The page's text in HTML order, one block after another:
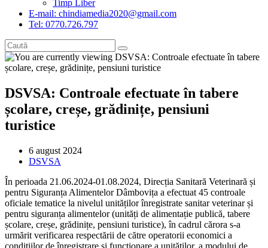
Timp Liber
E-mail: chindiamedia2020@gmail.com
Tel: 0770.726.797
DSVSA: Controale efectuate în tabere
școlare, creșe, grădinițe, pensiuni
turistice
Post
published:
6 august 2024
Post
DSVSA
În perioada 21.06.2024-01.08.2024, Direcția Sanitară Veterinară și
pentru Siguranța Alimentelor Dâmbovița a efectuat 45 controale
oficiale tematice la nivelul unităților înregistrate sanitar veterinar și
pentru siguranța alimentelor (unități de alimentație publică, tabere
școlare, creșe, grădinițe, pensiuni turistice), în cadrul cărora s-a
urmărit verificarea respectării de către operatorii economici a
condițiilor de înregistrare și funcționare a unităților, a modului de